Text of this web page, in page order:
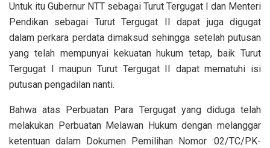
Untuk itu Gubernur NTT sebagai Turut Tergugat I dan Menteri
Pendikan sebagai Turut Tergugat II dapat juga digugat
dalam perkara perdata dimaksud sehingga setelah putusan
yang telah mempunyai kekuatan hukum tetap, baik Turut
Tergugat I maupun Turut Tergugat II dapat mematuhi isi
putusan pengadilan nanti.
Bahwa atas Perbuatan Para Tergugat yang diduga telah
melakukan Perbuatan Melawan Hukum dengan melanggar
ketentuan dalam Dokumen Pemilihan Nomor :02/TC/PK-